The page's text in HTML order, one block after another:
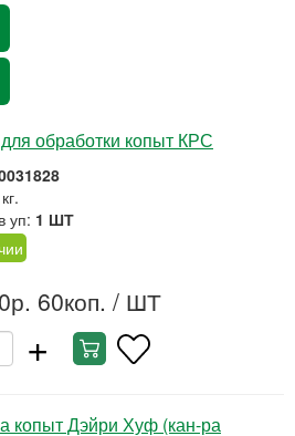
обработки копыт КРС
уп: 1 ШТ
60коп. / ШТ
+
копыт Дэйри Хуф (кан-ра